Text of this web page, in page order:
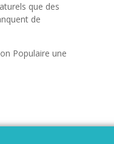
que des
de
Populaire une